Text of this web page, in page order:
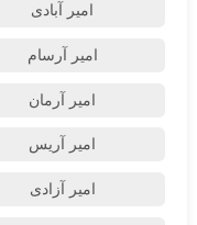
امیر آبادی
امیر آرسام
امیر آرمان
امیر آریس
امیر آزادی